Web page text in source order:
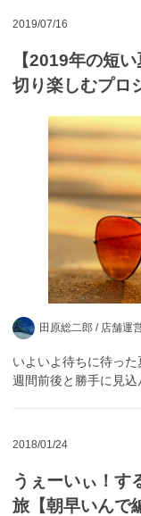
2019/07/16
【2019年の短
切り楽しむプロ
田原総二郎 / 店舗運
いよいよ待ちに待っ
週間前後と勝手に見
2018/01/24
うぇーいぃ！す
旅【朝早いんで